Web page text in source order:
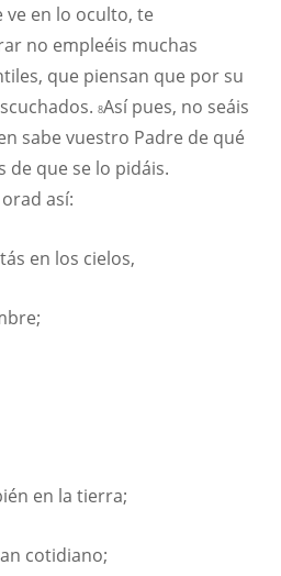
ve en lo oculto, te
no empleéis muchas
que piensan que por su
8Así pues, no seáis
sabe vuestro Padre de qué
de que se lo pidáis.
así:
en los cielos,
en la tierra;
cotidiano;